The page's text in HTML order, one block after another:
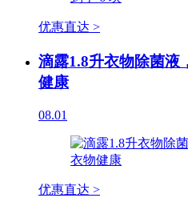
优惠直达 >
滴露1.8升衣物除菌液
健康
08.01
优惠直达 >